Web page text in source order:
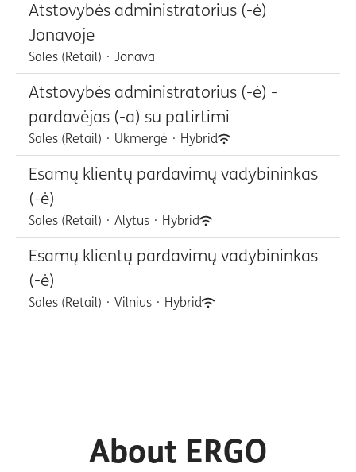
Atstovybės administratorius (-ė)
Jonavoje
Sales (Retail) · Jonava
Atstovybės administratorius (-ė) -
pardavėjas (-a) su patirtimi
Sales (Retail) · Ukmergė · Hybrid
Esamų klientų pardavimų vadybininkas
(-ė)
Sales (Retail) · Alytus · Hybrid
Esamų klientų pardavimų vadybininkas
(-ė)
Sales (Retail) · Vilnius · Hybrid
About ERGO